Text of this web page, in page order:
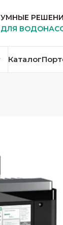
УМНЫЕ
ДЛЯ
Каталог